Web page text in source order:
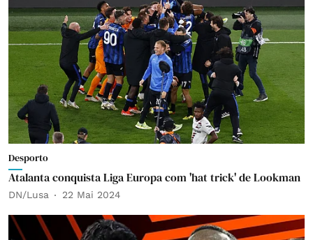
Desporto
Atalanta conquista Liga Europa com 'hat trick' de Lookman
DN/Lusa 22 Mai 2024